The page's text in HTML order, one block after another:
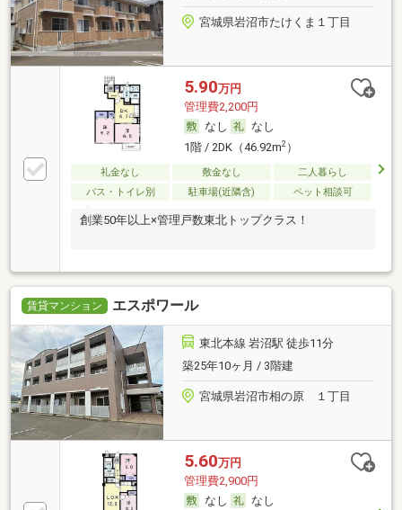
宮城県岩沼市たけくま１丁目
5.90万円
管理費2,200円
なし
なし
1階 / 2DK（46.92m2）
礼金なし 敷金なし
二人暮らし
バス・トイレ別
駐車場(近隣含) ペット相談可
創業50年以上×管理戸数東北トップクラス！
賃貸マンション エスポワール
東北本線 岩沼駅 徒歩11分
築25年10ヶ月 / 3階建
宮城県岩沼市相の原 １丁目
5.60万円
管理費2,900円
なし
なし